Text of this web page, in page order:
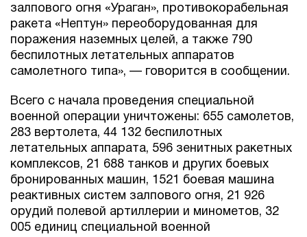
залпового огня «Ураган», противокорабельная
ракета «Нептун» переоборудованная для
поражения наземных целей, а также 790
беспилотных летательных аппаратов
самолетного типа», — говорится в сообщении.
Всего с начала проведения специальной
военной операции уничтожены: 655 самолетов,
283 вертолета, 44 132 беспилотных
летательных аппарата, 596 зенитных ракетных
комплексов, 21 688 танков и других боевых
бронированных машин, 1521 боевая машина
реактивных систем залпового огня, 21 926
орудий полевой артиллерии и минометов, 32
005 единиц специальной военной